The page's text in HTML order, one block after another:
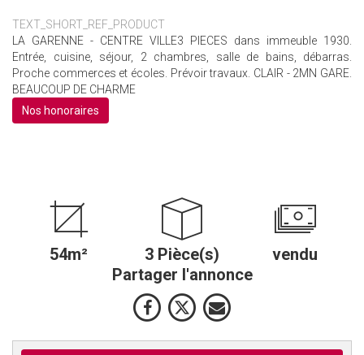
TEXT_SHORT_REF_PRODUCT
LA GARENNE - CENTRE VILLE3 PIECES dans immeuble 1930.
Entrée, cuisine, séjour, 2 chambres, salle de bains, débarras.
Proche commerces et écoles. Prévoir travaux. CLAIR - 2MN GARE.
BEAUCOUP DE CHARME
Nos honoraires
54m² 3 Pièce(s)
vendu
Partager l'annonce